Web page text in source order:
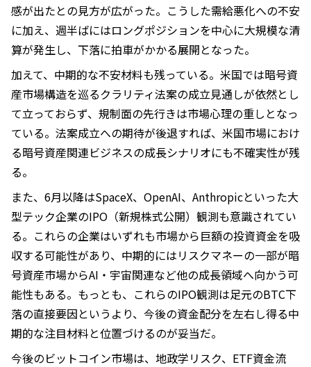
感が出たとの見方が広がった。こうした需給悪化への不安
に加え、週半ばにはロングポジションを中心に大規模な清
算が発生し、下落に拍車がかかる展開となった。
加えて、中期的な不安材料も残っている。米国では暗号資
産市場構造を巡るクラリティ法案の成立見通しが依然とし
て立っておらず、規制面の先行きは市場心理の重しとなっ
ている。法案成立への期待が後退すれば、米国市場におけ
る暗号資産関連ビジネスの成長シナリオにも不確実性が残
る。
また、6月以降はSpaceX、OpenAI、Anthropicといった大
型テック企業のIPO（新規株式公開）観測も意識されてい
る。これらの企業はいずれも市場から巨額の投資資金を吸
収する可能性があり、中期的にはリスクマネーの一部が暗
号資産市場からAI・宇宙関連など他の成長領域へ向かう可
能性もある。もっとも、これらのIPO観測は足元のBTC下
落の直接要因というより、今後の資金配分を左右し得る中
期的な注目材料と位置づけるのが妥当だ。
今後のビットコイン市場は、地政学リスク、ETF資金流